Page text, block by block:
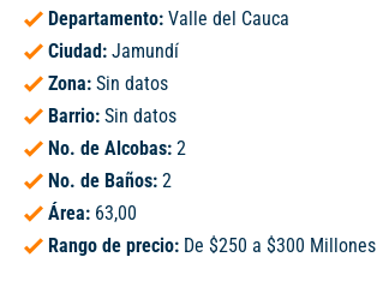
Departamento: Valle del Cauca
Ciudad: Jamundí
Zona: Sin datos
Barrio: Sin datos
No. de Alcobas: 2
No. de Baños: 2
Área: 63,00
Rango de precio: De $250 a $300 Millones